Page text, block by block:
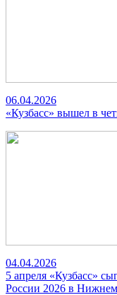
06.04.2026
«Кузбасс» вышел в
04.04.2026
5 апреля «Кузбасс»
России 2026 в